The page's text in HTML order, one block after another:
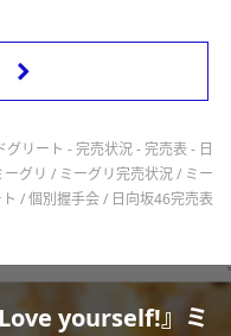
グリート -完売状況-完売表 - 日
ーグリ / ミーグリ完売状況/ ミー
/個別握手会/ 日向坂46完売表
yourself!』ミ